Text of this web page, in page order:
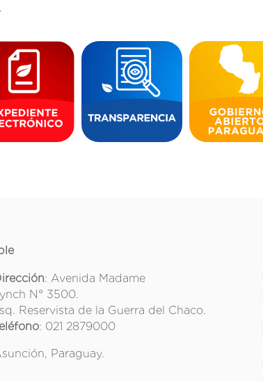
: Avenida Madame
N° 3500.
Reservista de la Guerra del Chaco.
: 021 2879000
Paraguay.